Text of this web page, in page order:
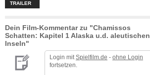
TRAILER
Dein Film-Kommentar zu "Chamissos
Schatten: Kapitel 1 Alaska u.d. aleutischen
Inseln"
Login mit Spielfilm.de - ohne Login
fortsetzen.